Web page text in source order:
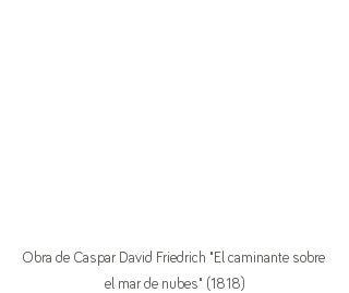
Obra de Caspar David Friedrich "El caminante sobre
el mar de nubes" (1818)